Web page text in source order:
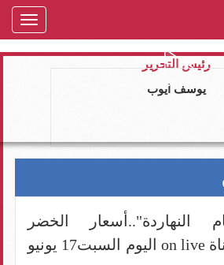
رئيس التحرير
يوسف ايوب
النهاردة"..أسعار الخضر
والفاكهة على قناة on live اليوم السبت17 يونيو